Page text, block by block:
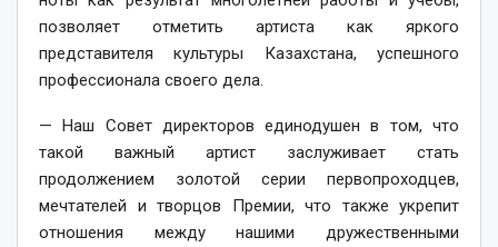
позволяет отметить артиста как яркого
представителя культуры Казахстана, успешного
профессионала своего дела.
— Наш Совет директоров единодушен в том, что
такой важный артист заслуживает стать
продолжением золотой серии первопроходцев,
мечтателей и творцов Премии, что также укрепит
отношения между нашими дружественными